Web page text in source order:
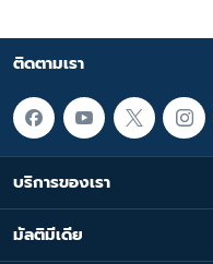
ติดตามเรา
บริการของเรา
มัลติมีเดีย